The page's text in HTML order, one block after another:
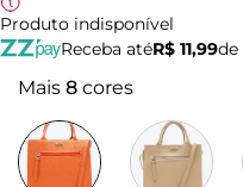
Produto indisponível
Receba atéR$ 11,99de
Mais 8 cores